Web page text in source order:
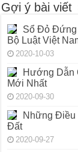
Gợi ý bài viết
Sổ Đỏ Đứng
Bộ Luật Việt
2020-10-03
Hướng Dẫn
Mới Nhất
2020-09-30
Những Điều
Đất
2020-09-27